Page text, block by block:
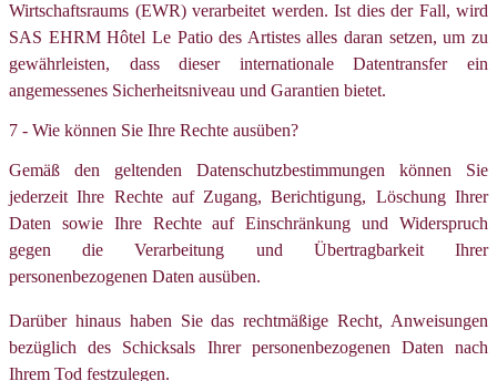
Wirtschaftsraums (EWR) verarbeitet werden. Ist dies der Fall, wird
SAS EHRM Hôtel Le Patio des Artistes alles daran setzen, um zu
gewährleisten, dass dieser internationale Datentransfer ein
angemessenes Sicherheitsniveau und Garantien bietet.
7 - Wie können Sie Ihre Rechte ausüben?
Gemäß den geltenden Datenschutzbestimmungen können Sie
jederzeit Ihre Rechte auf Zugang, Berichtigung, Löschung Ihrer
Daten sowie Ihre Rechte auf Einschränkung und Widerspruch
gegen die Verarbeitung und Übertragbarkeit Ihrer
personenbezogenen Daten ausüben.
Darüber hinaus haben Sie das rechtmäßige Recht, Anweisungen
bezüglich des Schicksals Ihrer personenbezogenen Daten nach
Ihrem Tod festzulegen.